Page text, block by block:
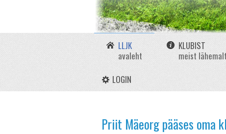
LLJK
avaleht
KLUBIST
meist lähemalt
LOGIN
Priit Mäeorg pääses oma